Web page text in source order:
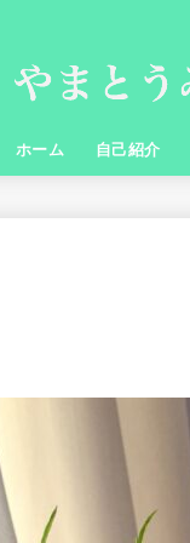
ホーム 自己紹介